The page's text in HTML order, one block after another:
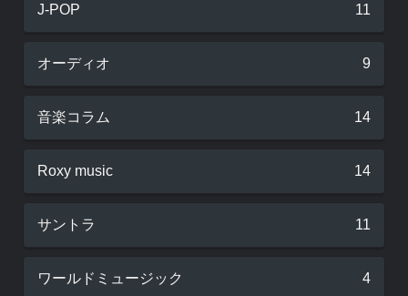
J-POP 11
オーディオ 9
音楽コラム 14
Roxy music 14
サントラ 11
ワールドミュージック 4